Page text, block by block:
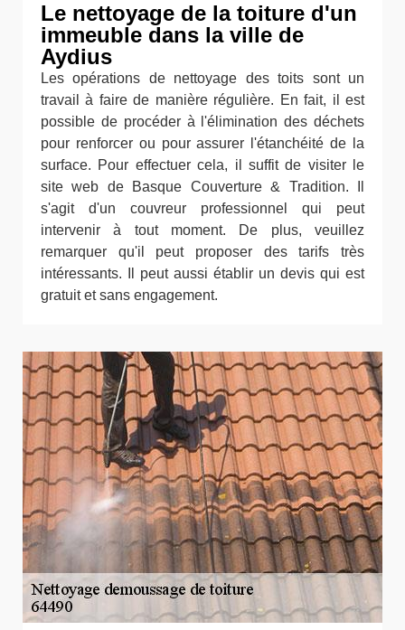
Le nettoyage de la toiture d'un
immeuble dans la ville de
Aydius
Les opérations de nettoyage des toits sont un
travail à faire de manière régulière. En fait, il est
possible de procéder à l'élimination des déchets
pour renforcer ou pour assurer l'étanchéité de la
surface. Pour effectuer cela, il suffit de visiter le
site web de Basque Couverture & Tradition. Il
s'agit d'un couvreur professionnel qui peut
intervenir à tout moment. De plus, veuillez
remarquer qu'il peut proposer des tarifs très
intéressants. Il peut aussi établir un devis qui est
gratuit et sans engagement.